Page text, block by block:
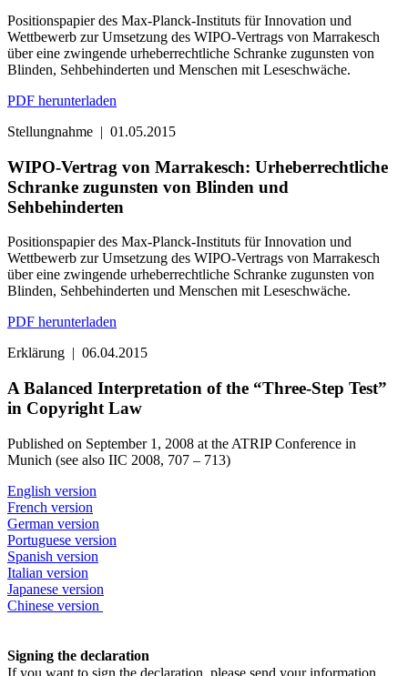
Positionspapier des Max-Planck-Instituts für Innovation und
Wettbewerb zur Umsetzung des WIPO-Vertrags von Marrakesch
über eine zwingende urheberrechtliche Schranke zugunsten von
Blinden, Sehbehinderten und Menschen mit Leseschwäche.
PDF herunterladen
Stellungnahme | 01.05.2015
WIPO-Vertrag von Marrakesch: Urheberrechtliche
Schranke zugunsten von Blinden und
Sehbehinderten
Positionspapier des Max-Planck-Instituts für Innovation und
Wettbewerb zur Umsetzung des WIPO-Vertrags von Marrakesch
über eine zwingende urheberrechtliche Schranke zugunsten von
Blinden, Sehbehinderten und Menschen mit Leseschwäche.
PDF herunterladen
Erklärung | 06.04.2015
A Balanced Interpretation of the “Three-Step Test”
in Copyright Law
Published on September 1, 2008 at the ATRIP Conference in
Munich (see also IIC 2008, 707 – 713)
English version
French version
German version
Portuguese version
Spanish version
Italian version
Japanese version
Chinese version
Signing the declaration
If you want to sign the declaration, please send your information